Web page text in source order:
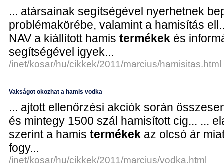
... atársainak segítségével nyerhetnek
problémakörébe, valamint a hamisítás
NAV a kiállított hamis termékek és
segítségével igyek...
/inet/kosar/hu/cikkek/2011/marcius/hamisitas.html
Vakságot okozhat a hamis vodka
... ajtott ellenőrzési akciók során
és mintegy 1500 szál hamisított cig... ...
szerint a hamis termékek az olcsó ár
fogy...
/inet/kosar/hu/cikkek/2011/marcius/vodka.html